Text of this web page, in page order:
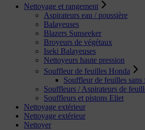
Nettoyage et rangement
Aspirateurs eau / poussière
Balayeuses
Blazers Sunseeker
Broyeurs de végétaux
Iseki Balayeuses
Nettoyeurs haute pression
Souffleur de feuilles Honda
Souffleur de feuilles sans
Souffleurs / Aspirateurs de
Souffleurs et pistons Eliet
Nettoyage extérieur
Nettoyage extérieur
Nettoyer